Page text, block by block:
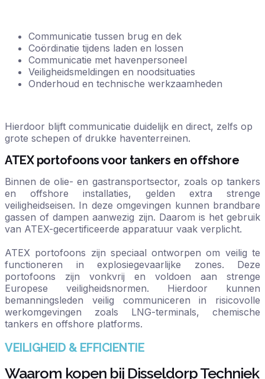
Communicatie tussen brug en dek
Coördinatie tijdens laden en lossen
Communicatie met havenpersoneel
Veiligheidsmeldingen en noodsituaties
Onderhoud en technische werkzaamheden
Hierdoor blijft communicatie duidelijk en direct, zelfs op
grote schepen of drukke haventerreinen.
ATEX portofoons voor tankers en offshore
Binnen de olie- en gastransportsector, zoals op tankers
en offshore installaties, gelden extra strenge
veiligheidseisen. In deze omgevingen kunnen brandbare
gassen of dampen aanwezig zijn. Daarom is het gebruik
van ATEX-gecertificeerde apparatuur vaak verplicht.
ATEX portofoons zijn speciaal ontworpen om veilig te
functioneren in explosiegevaarlijke zones. Deze
portofoons zijn vonkvrij en voldoen aan strenge
Europese veiligheidsnormen. Hierdoor kunnen
bemanningsleden veilig communiceren in risicovolle
werkomgevingen zoals LNG-terminals, chemische
tankers en offshore platforms.
VEILIGHEID & EFFICIENTIE
Waarom kopen bij Disseldorp Techniek